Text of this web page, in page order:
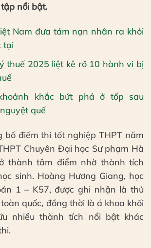
nổi bật.
Nam đưa tám nạn nhân ra khỏi
tại
thuế 2025 liệt kê rõ 10 hành vi bị
khắc bứt phá ở tốp sau
quế
bố điểm thi tốt nghiệp THPT năm
Chuyên Đại học Sư phạm Hà
thành tâm điểm nhờ thành tích
sinh. Hoàng Hương Giang, học
1 – K57, được ghi nhận là thủ
quốc, đồng thời là á khoa khối
nhiều thành tích nổi bật khác